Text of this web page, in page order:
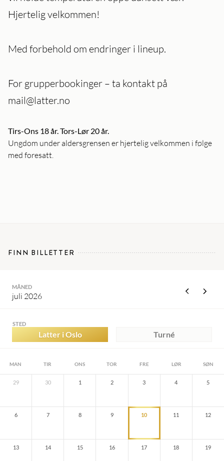
Hjertelig velkommen!
Med forbehold om endringer i lineup.
For grupperbookinger – ta kontakt på
mail@latter.no
Tirs-Ons 18 år. Tors-Lør 20 år.
Ungdom under aldersgrensen er hjertelig velkommen i følge
med foresatt.
FINN BILLETTER
MÅNED
juli 2026
STED
Latter i Oslo Turné
MAN TIR ONS TOR FRE LØR SØN
29 30 1 2 3 4 5
6 7 8 9 10 11 12
13 14 15 16 17 18 19